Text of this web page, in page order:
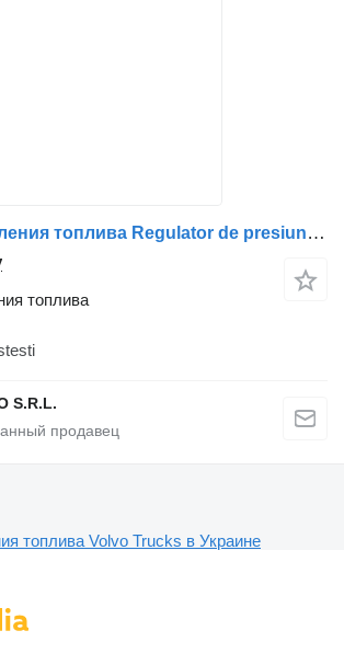
Регулятор давления топлива Regulator de presiune combustibil для грузовика Volvo – coduri 21638691, 20794130, 21103266, 21060258, 20993071, 742638691
топлива
S.R.L.
топлива Volvo Trucks в Украине